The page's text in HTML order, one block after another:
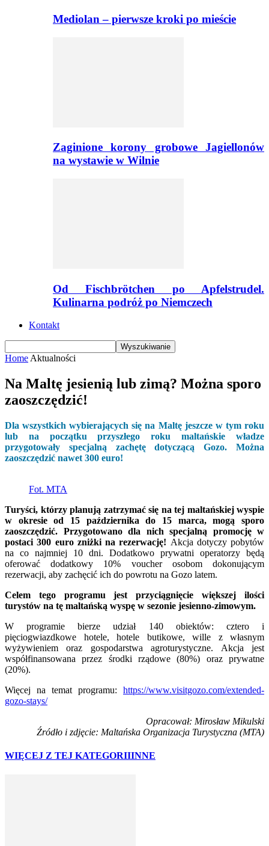
Mediolan – pierwsze kroki po mieście
Zaginione korony grobowe Jagiellonów
na wystawie w Wilnie
Od Fischbrötchen po Apfelstrudel.
Kulinarna podróż po Niemczech
Kontakt
Home Aktualności
Na Maltę jesienią lub zimą? Można sporo
zaoszczędzić!
Dla wszystkich wybierających się na Maltę jeszcze w tym roku
lub na początku przyszłego roku maltańskie władze
przygotowały specjalną zachętę dotyczącą Gozo. Można
zaoszczędzić nawet 300 euro!
Fot. MTA
Turyści, którzy planują zatrzymać się na tej maltańskiej wyspie
w okresie od 15 października do 15 marca, mogą sporo
zaoszczędzić. Przygotowano dla nich specjalną promocję w
postaci 300 euro zniżki na rezerwację! Akcja dotyczy pobytów
na co najmniej 10 dni. Dodatkowo prywatni operatorzy będą
oferować dodatkowy 10% voucher osobom dokonującym
rezerwacji, aby zachęcić ich do powrotu na Gozo latem.
Celem tego programu jest przyciągnięcie większej ilości
turystów na tę maltańską wyspę w sezonie jesienno-zimowym.
W programie bierze udział 140 obiektów: cztero i
pięciogwiazdkowe hotele, hotele butikowe, wille z własnym
wyżywieniem oraz gospodarstwa agroturystyczne. Akcja jest
współfinansowana przez środki rządowe (80%) oraz prywatne
(20%).
Więcej na temat programu: https://www.visitgozo.com/extended-
gozo-stays/
Opracował: Mirosław Mikulski
Źródło i zdjęcie: Maltańska Organizacja Turystyczna (MTA)
WIĘCEJ Z TEJ KATEGORIIINNE